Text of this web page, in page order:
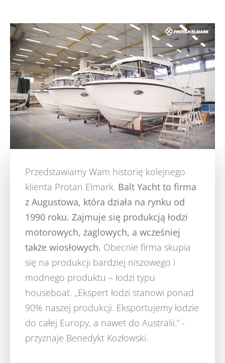
Przedstawiamy Wam historię kolejnego
klienta Protan Elmark. Balt Yacht to firma
z Augustowa, która działa na rynku od
1990 roku. Zajmuje się produkcją łodzi
motorowych, żaglowych, a wcześniej
także wiosłowych. Obecnie firma skupia
się na produkcji bardziej niszowego i
modnego produktu – łodzi typu
houseboat. „Ekspert łodzi stanowi ponad
90% naszej produkcji. Eksportujemy łodzie
do całej Europy, a nawet do Australii.” -
przyznaje Benedykt Kozłowski.